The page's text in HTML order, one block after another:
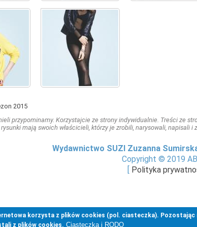
2015
przypominamy. Korzystajcie ze strony indywidualnie. Treści ze
mają swoich właścicieli, którzy je zrobili, narysowali,
Wydawnictwo SUZI Zuzanna
Copyright © 2019
[ Polityka
korzysta z plików cookies (pol. ciasteczka). Pozostając
z plików cookies. Ciasteczka i RODO